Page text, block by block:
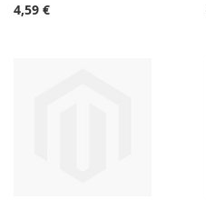
4,59 €